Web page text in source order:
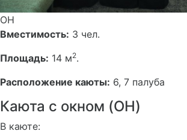
OH
Вместимость: 3 чел.
Площадь: 14 м2.
Расположение каюты: 6, 7 палуба
Каюта с окном (OH)
В каюте: